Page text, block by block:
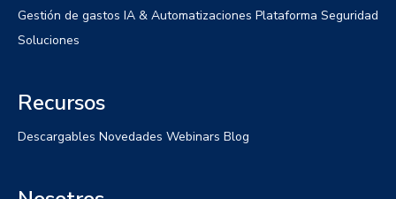
Gestión de gastos IA & Automatizaciones Plataforma Seguridad
Soluciones
Recursos
Descargables Novedades Webinars Blog